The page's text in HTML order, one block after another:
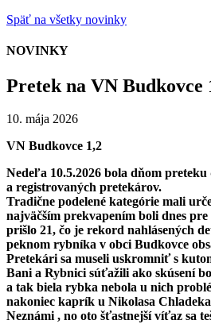
Späť na všetky novinky
NOVINKY
Pretek na VN Budkovce
10. mája 2026
VN Budkovce 1,2
Nedeľa 10.5.2026 bola dňom preteku
a registrovaných pretekárov.
Tradične podelené kategórie mali
najväčším prekvapením boli dnes
prišlo 21, čo je rekord nahlásených
peknom rybníka v obci Budkovce
Pretekári sa museli uskromniť s
Bani a Rybnici súťažili ako skúsení
a tak biela rybka nebola u nich
nakoniec kaprík u Nikolasa
Neznámi , no oto šťastnejší víťaz sa